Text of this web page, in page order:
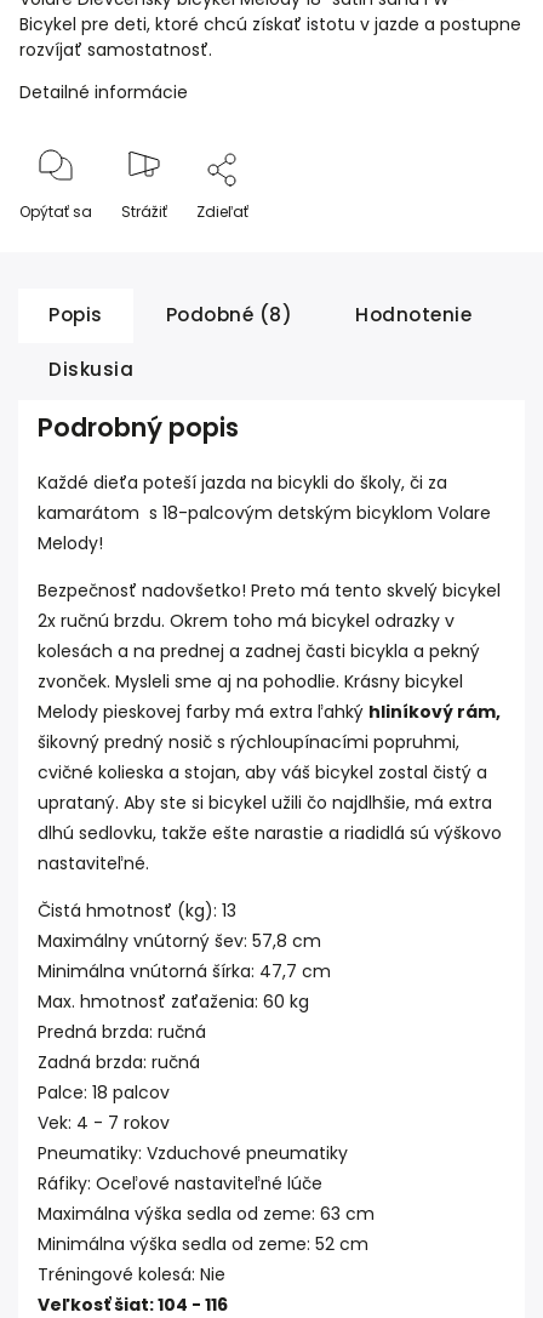
Bicykel pre deti, ktoré chcú získať istotu v jazde a postupne
rozvíjať samostatnosť.
Detailné informácie
Opýtať sa Strážiť Zdieľať
Popis Podobné (8) Hodnotenie
Diskusia
Podrobný popis
Každé dieťa poteší jazda na bicykli do školy, či za
kamarátom s 18-palcovým detským bicyklom Volare
Melody!
Bezpečnosť nadovšetko! Preto má tento skvelý bicykel
2x ručnú brzdu. Okrem toho má bicykel odrazky v
kolesách a na prednej a zadnej časti bicykla a pekný
zvonček. Mysleli sme aj na pohodlie. Krásny bicykel
Melody pieskovej farby má extra ľahký hliníkový rám,
šikovný predný nosič s rýchloupínacími popruhmi,
cvičné kolieska a stojan, aby váš bicykel zostal čistý a
uprataný. Aby ste si bicykel užili čo najdlhšie, má extra
dlhú sedlovku, takže ešte narastie a riadidlá sú výškovo
nastaviteľné.
Čistá hmotnosť (kg): 13
Maximálny vnútorný šev: 57,8 cm
Minimálna vnútorná šírka: 47,7 cm
Max. hmotnosť zaťaženia: 60 kg
Predná brzda: ručná
Zadná brzda: ručná
Palce: 18 palcov
Vek: 4 - 7 rokov
Pneumatiky: Vzduchové pneumatiky
Ráfiky: Oceľové nastaviteľné lúče
Maximálna výška sedla od zeme: 63 cm
Minimálna výška sedla od zeme: 52 cm
Tréningové kolesá: Nie
Veľkosť šiat: 104 - 116